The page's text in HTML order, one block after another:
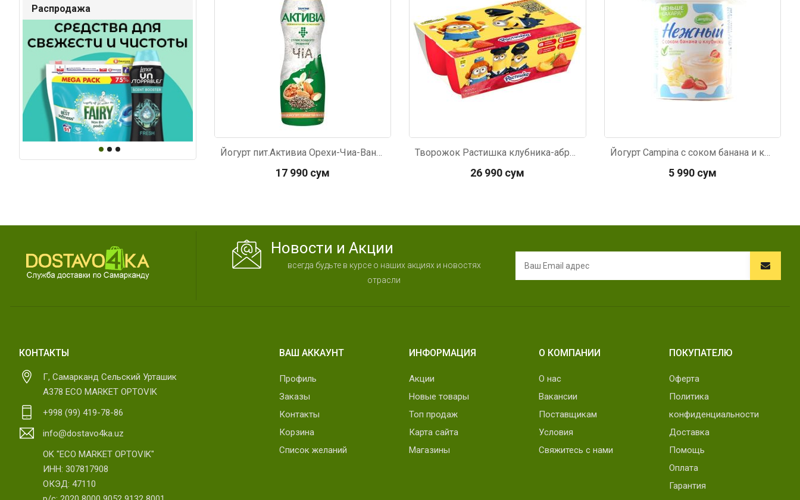
Распродажа
Йогурт пит.Активиа Орехи-Чиа-Ваниль. 270г
17 990 сум
Творожок Растишка клубника-абрикос 6*45г
26 990 сум
Йогурт Campina с соком банана и клубники 95г
5 990 сум
Новости и Акции
всегда будьте в курсе о наших акциях и новостях
отрасли
КОНТАКТЫ
Г, Самарканд Сельский Урташик
А378 ECO MARKET OPTOVIK
+998 (99) 419-78-86
info@dostavo4ka.uz
OK "ECO MARKET OPTOVIK"
ИНН: 307817908
ОКЭД: 47110
ВАШ АККАУНТ
Профиль
Заказы
Контакты
Корзина
Список желаний
ИНФОРМАЦИЯ
Акции
Новые товары
Топ продаж
Карта сайта
Магазины
О КОМПАНИИ
О нас
Вакансии
Поставщикам
Условия
Свяжитесь с нами
ПОКУПАТЕЛЮ
Оферта
Политика
конфиденциальности
Доставка
Помощь
Оплата
Гарантия